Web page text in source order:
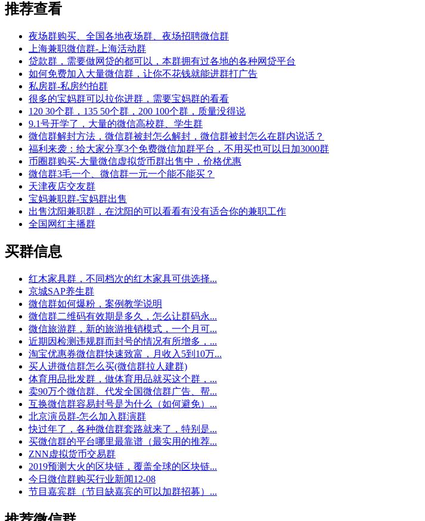
推荐查看
夜场群购买、全国各地夜场群、夜场招聘微信群
上海兼职微信群-上海活动群
贷款群，需要做网贷的都可以，本群拥有过各地的各种网贷平台
如何免费加入大量微信群，让你不花钱就能进群打广告
私房群-私房约拍群
很多的宝妈群可以拉你进群，需要宝妈群的看看
120 30个群，135 50个群，200 100个群，质量没得说
9.1号开学了，大量的微信高校群、学生群
微信群解封方法，微信群被封怎么解封，微信群被封怎么在群内说话？
福利来袭：给大家分享3个免费微信加群平台，不用买也可以日加3000群
币圈群购买-大量微信虚拟货币群出售中，价格优惠
微信群3毛一个、微信群一元一个能不能买？
天津夜店交友群
宝妈兼职群-宝妈群出售
出售沈阳兼职群，在沈阳的可以看看有没有适合你的兼职工作
全国网红主播群
买群信息
红木家具群，不同档次的红木家具可供选择...
京城SAP养生群
微信群如何爆粉，案例教学说明
微信群二维码有效期是多久，怎么让群码永...
微信旅游群，新的旅游推销模式，一个月可...
近期因检测违规群而封号的情况有所增多，...
淘宝优惠券微信群快速致富，月收入5到10万...
买人进微信群怎么买(微信群拉人建群)
体育用品批发群，做体育用品就买这个群，...
卖90万个微信群、代发全国微信群广告、帮...
互换微信群容易封号是为什么（如何避免）...
北京演员群-怎么加入群演群
快过年了，各种微信群套路就来了，特别是...
买微信群的平台哪里最靠谱（最实用的推荐...
ZNN虚拟货币交易群
2019预测大火的区块链，覆盖全球的区块链...
今日微信群购买行业新闻12-08
节目嘉宾群（节目缺嘉宾的可以加群招募）...